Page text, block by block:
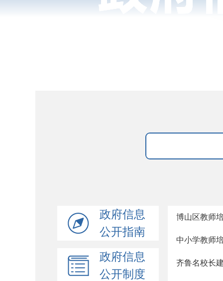
政府信息
公开指南
政府信息
公开制度
博山区教师
中小学教师
齐鲁名校长